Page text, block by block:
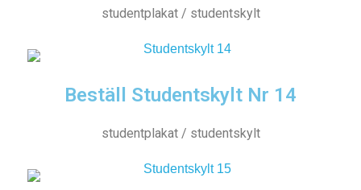
studentplakat / studentskylt
Beställ Studentskylt Nr 14
studentplakat / studentskylt